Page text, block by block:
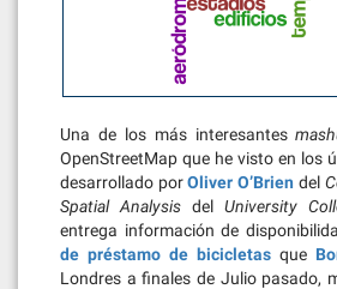
Una de los más interesantes
OpenStreetMap que he visto en los
desarrollado porOliver O’Brien del
Spatial Analysis del University
entrega información de
de préstamo de bicicletas que
Londres a finales de Julio pasado,